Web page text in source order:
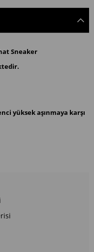
Sneaker
yüksek aşınmaya karşı